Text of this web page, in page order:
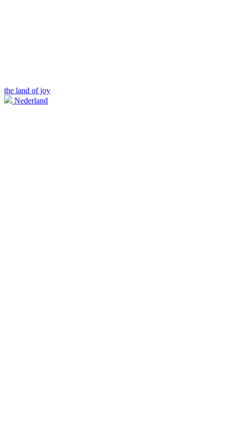
the land of joy
Nederland